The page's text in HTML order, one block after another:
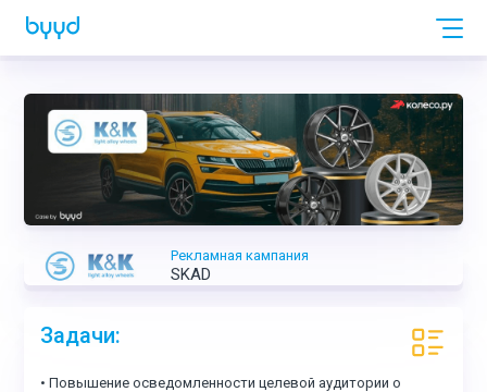
Рекламная кампания
SKAD
Задачи:
• Повышение осведомленности целевой аудитории о